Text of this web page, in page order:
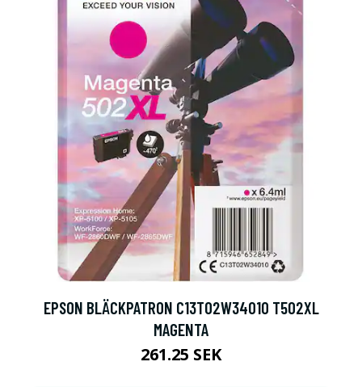
EPSON BLÄCKPATRON C13T02W34010 T502XL
MAGENTA
261.25 SEK